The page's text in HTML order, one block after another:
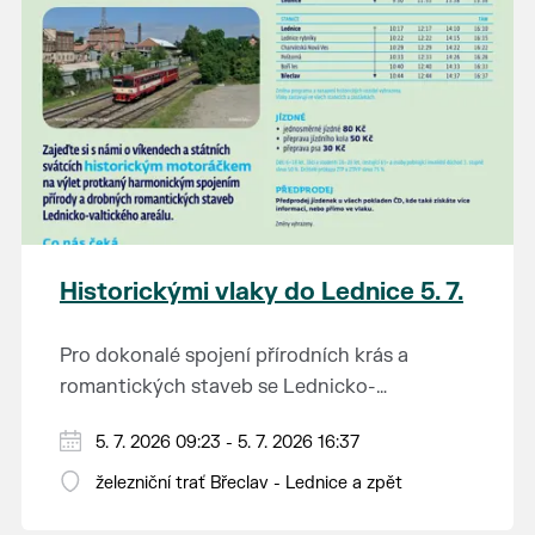
letošní stárky - Elišku Merčákovou a Adrianu
Vaculíkovou
- od 16:30 hodin zábava na Rovnici
Tož veselo v Poštorni!
Historickými vlaky do Lednice 5. 7.
Pro dokonalé spojení přírodních krás a
romantických staveb se Lednicko-
Na výlet do této malebné krajiny na jihu
Moravy se vydejte stylově – historickým
Od 1. května do 28. září vás o víkendech a
svátcích mezi Břeclaví a Lednicí sveze
5. 7. 2026 09:23 - 5. 7. 2026 16:37
železniční trať Břeclav - Lednice a zpět